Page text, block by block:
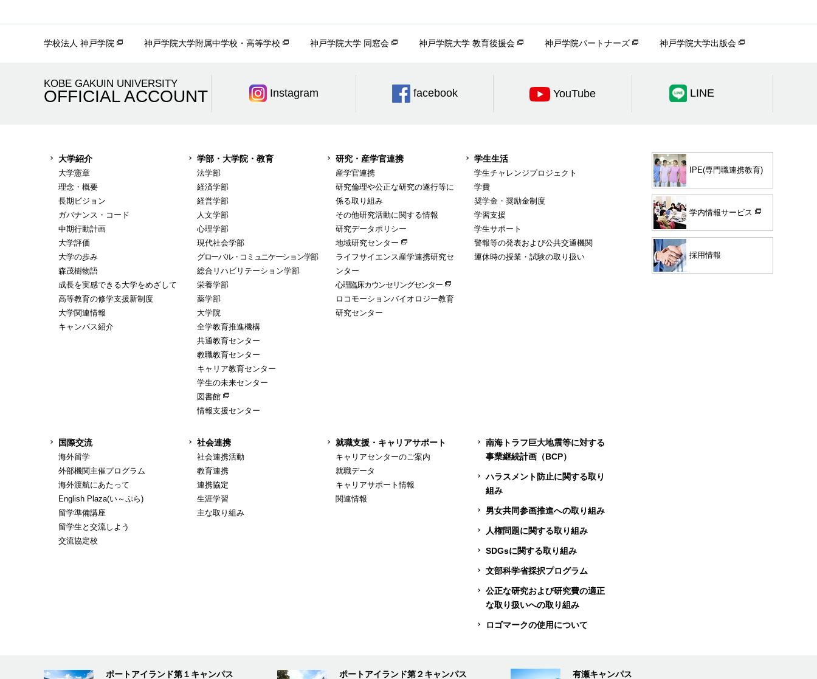
学校法人 神戸学院 神戸学院大学附属中学校・高等学校 神戸学院大学 同窓会 神戸学院大学 教育後援会 神戸学院パートナーズ 神戸学院大学出版会
KOBE GAKUIN UNIVERSITY
OFFICIAL ACCOUNT Instagram facebook YouTube LINE
大学紹介
大学憲章
理念・概要
長期ビジョン
ガバナンス・コード
中期行動計画
大学評価
大学の歩み
森茂樹物語
成長を実感できる大学をめざして
高等教育の修学支援新制度
大学関連情報
キャンパス紹介
学部・大学院・教育
法学部
経済学部
経営学部
人文学部
心理学部
現代社会学部
グローバル・コミュニケーション学部
総合リハビリテーション学部
栄養学部
薬学部
大学院
全学教育推進機構
共通教育センター
教職教育センター
キャリア教育センター
学生の未来センター
図書館
情報支援センター
研究・産学官連携
産学官連携
研究倫理や公正な研究の遂行等に
係る取り組み
その他研究活動に関する情報
研究データポリシー
地域研究センター
ライフサイエンス産学連携研究セ
ンター
心理臨床カウンセリングセンター
ロコモーションバイオロジー教育
研究センター
学生生活
学生チャレンジプロジェクト
学費
奨学金・奨励金制度
学習支援
学生サポート
警報等の発表および公共交通機関
運休時の授業・試験の取り扱い
国際交流
海外留学
外部機関主催プログラム
海外渡航にあたって
English Plaza(い～ぷら)
留学準備講座
留学生と交流しよう
交流協定校
社会連携
社会連携活動
教育連携
連携協定
生涯学習
主な取り組み
就職支援・キャリアサポート
キャリアセンターのご案内
就職データ
キャリアサポート情報
関連情報
南海トラフ巨大地震等に対する
事業継続計画（BCP）
ハラスメント防止に関する取り
組み
男女共同参画推進への取り組み
人権問題に関する取り組み
SDGsに関する取り組み
文部科学省採択プログラム
公正な研究および研究費の適正
な取り扱いへの取り組み
ロゴマークの使用について
IPE(専門職連携教育)
学内情報サービス
採用情報
ポートアイランド第１キャンパス ポートアイランド第２キャンパス 有瀬キャンパス